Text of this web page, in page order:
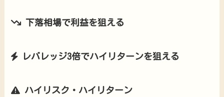
下落相場で利益を狙える
レバレッジ3倍でハイリターンを狙える
ハイリスク・ハイリターン